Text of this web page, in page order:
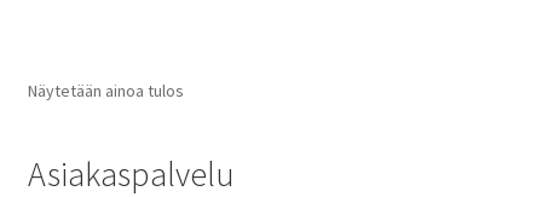
Näytetään ainoa tulos
Asiakaspalvelu